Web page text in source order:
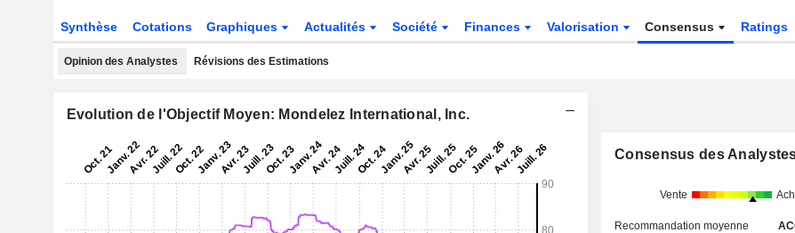
Synthèse Cotations Graphiques Actualités Société Finances Valorisation Consensus Ratings
Opinion des Analystes Révisions des Estimations
Evolution de l'Objectif Moyen: Mondelez International, Inc.
Consensus des
Vente
Recommandation moyenne